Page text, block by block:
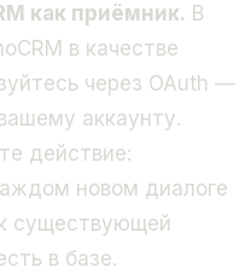
как приёмник. В
в качестве
через OAuth —
аккаунту.
действие:
новом диалоге
существующей
в базе.